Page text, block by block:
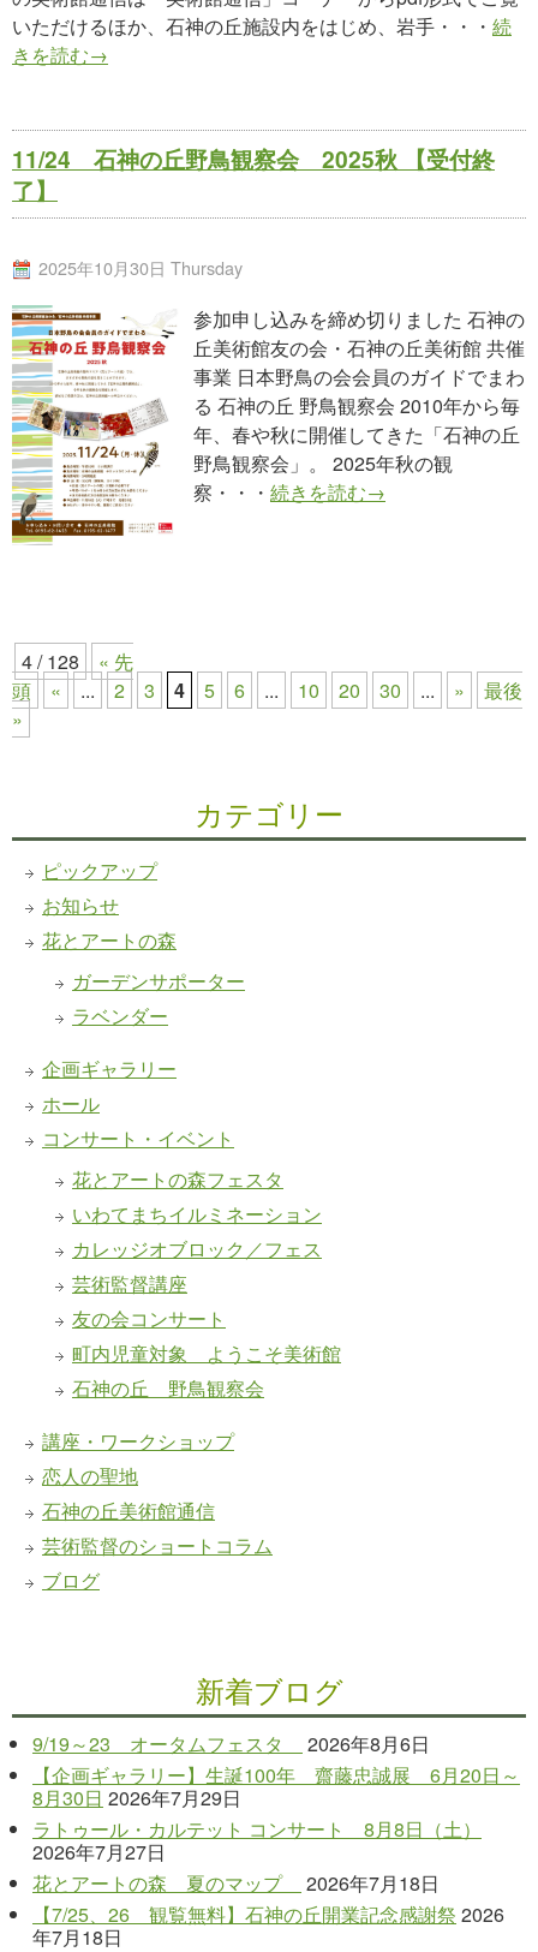
いただけるほか、石神の丘施設内をはじめ、岩手・・・ 続
きを読む→
11/24 石神の丘野鳥観察会 2025秋 【受付終
了】
2025年10月30日 Thursday
参加申し込みを締め切りました 石神の
丘美術館友の会・石神の丘美術館 共催
事業 日本野鳥の会会員のガイドでまわ
る 石神の丘 野鳥観察会 2010年から毎
年、春や秋に開催してきた「石神の丘
野鳥観察会」。 2025年秋の観
察・・・ 続きを読む→
4 / 128
« 先
頭
« ... 2 3 4 5 6 ... 10 20 30 ... »
最後
»
カテゴリー
ピックアップ
お知らせ
花とアートの森
ガーデンサポーター
ラベンダー
企画ギャラリー
ホール
コンサート・イベント
花とアートの森フェスタ
いわてまちイルミネーション
カレッジオブロック／フェス
芸術監督講座
友の会コンサート
町内児童対象 ようこそ美術館
石神の丘 野鳥観察会
講座・ワークショップ
恋人の聖地
石神の丘美術館通信
芸術監督のショートコラム
ブログ
新着ブログ
9/19～23 オータムフェスタ
2026年8月6日
【企画ギャラリー】生誕100年 齋藤忠誠展 6月20日～
8月30日 2026年7月29日
ラトゥール・カルテット コンサート 8月8日（土）
2026年7月27日
花とアートの森 夏のマップ
2026年7月18日
【7/25、26 観覧無料】石神の丘開業記念感謝祭 2026
年7月18日